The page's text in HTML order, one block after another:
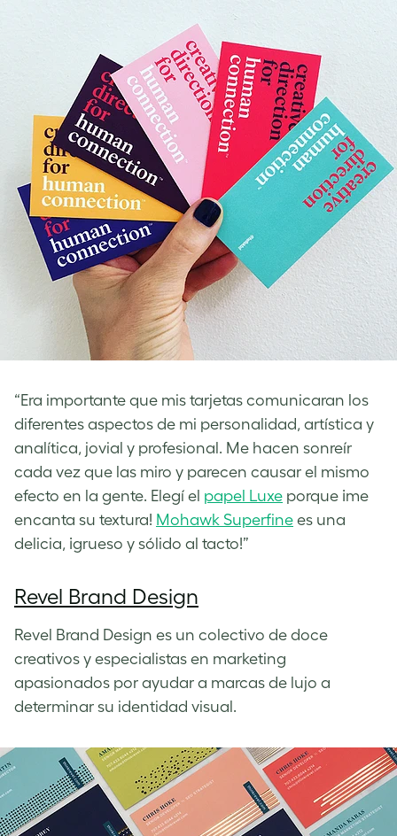
“Era importante que mis tarjetas comunicaran los
diferentes aspectos de mi personalidad, artística y
analítica, jovial y profesional. Me hacen sonreír
cada vez que las miro y parecen causar el mismo
efecto en la gente. Elegí el papel Luxe porque ¡me
encanta su textura! Mohawk Superfine es una
delicia, ¡grueso y sólido al tacto!”
Revel Brand Design
Revel Brand Design es un colectivo de doce
creativos y especialistas en marketing
apasionados por ayudar a marcas de lujo a
determinar su identidad visual.